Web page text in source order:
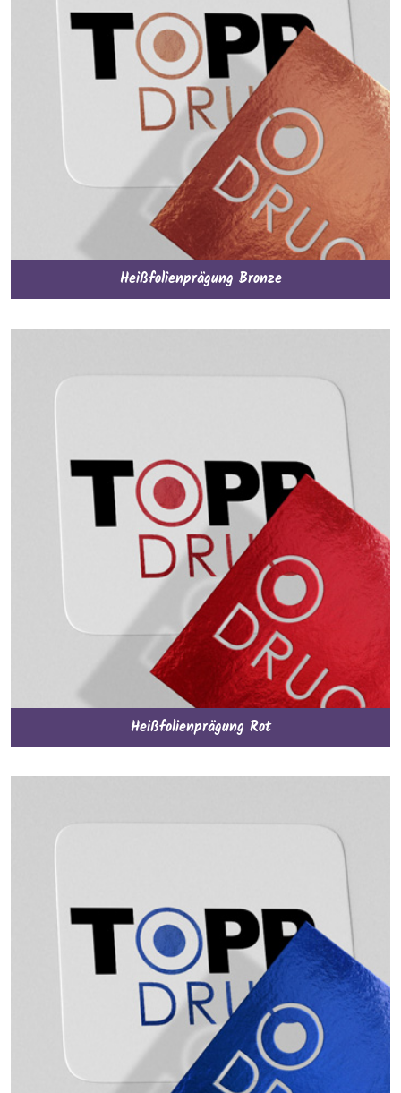
Heißfolienprägung Bronze
Heißfolienprägung Rot